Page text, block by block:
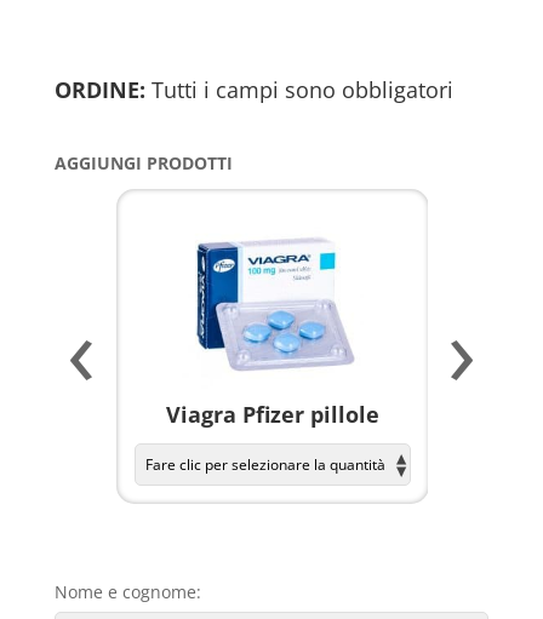
ORDINE: Tutti i campi sono obbligatori
AGGIUNGI PRODOTTI
Viagra Pfizer pillole
‹ ›
Nome e cognome: